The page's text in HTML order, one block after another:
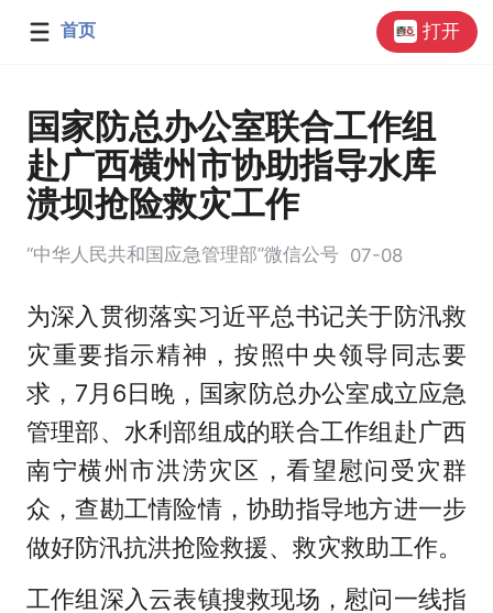
首页 打开
国家防总办公室联合工作组
赴广西横州市协助指导水库
溃坝抢险救灾工作
“中华人民共和国应急管理部”微信公号 07-08
为深入贯彻落实习近平总书记关于防汛救
灾重要指示精神，按照中央领导同志要
求，7月6日晚，国家防总办公室成立应急
管理部、水利部组成的联合工作组赴广西
南宁横州市洪涝灾区，看望慰问受灾群
众，查勘工情险情，协助指导地方进一步
做好防汛抗洪抢险救援、救灾救助工作。
工作组深入云表镇搜救现场，慰问一线指